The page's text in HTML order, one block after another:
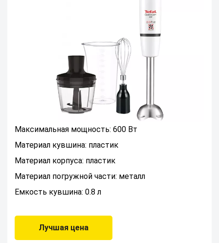
Максимальная мощность: 600 Вт
Материал кувшина: пластик
Материал корпуса: пластик
Материал погружной части: металл
Емкость кувшина: 0.8 л
Лучшая цена